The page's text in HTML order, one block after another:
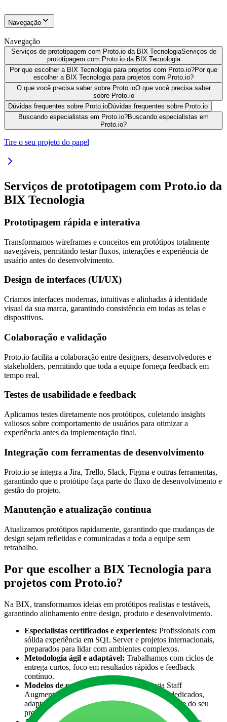
Navegação
Navegação
Serviços de prototipagem com Proto.io da BIX TecnologiaServiços de
prototipagem com Proto.io da BIX Tecnologia
Por que escolher a BIX Tecnologia para projetos com Proto.io?Por que
escolher a BIX Tecnologia para projetos com Proto.io?
O que você precisa saber sobre Proto.ioO que você precisa saber
sobre Proto.io
Dúvidas frequentes sobre Proto.ioDúvidas frequentes sobre Proto.io
Buscando especialistas em Proto.io?Buscando especialistas em
Proto.io?
Tire o seu projeto do papel
Serviços de prototipagem com Proto.io da
BIX Tecnologia
Prototipagem rápida e interativa
Transformamos wireframes e conceitos em protótipos totalmente
navegáveis, permitindo testar fluxos, interações e experiência de
usuário antes do desenvolvimento.
Design de interfaces (UI/UX)
Criamos interfaces modernas, intuitivas e alinhadas à identidade
visual da sua marca, garantindo consistência em todas as telas e
dispositivos.
Colaboração e validação
Proto.io facilita a colaboração entre designers, desenvolvedores e
stakeholders, permitindo que toda a equipe forneça feedback em
tempo real.
Testes de usabilidade e feedback
Aplicamos testes diretamente nos protótipos, coletando insights
valiosos sobre comportamento de usuários para otimizar a
experiência antes da implementação final.
Integração com ferramentas de desenvolvimento
Proto.io se integra a Jira, Trello, Slack, Figma e outras ferramentas,
garantindo que o protótipo faça parte do fluxo de desenvolvimento e
gestão do projeto.
Manutenção e atualização contínua
Atualizamos protótipos rapidamente, garantindo que mudanças de
design sejam refletidas e comunicadas a toda a equipe sem
retrabalho.
Por que escolher a BIX Tecnologia para
projetos com Proto.io?
Na BIX, transformamos ideias em protótipos realistas e testáveis,
garantindo alinhamento entre design, produto e desenvolvimento.
Especialistas certificados e experientes: Profissionais com
sólida experiência em SQL Server e projetos internacionais,
preparados para lidar com ambientes complexos.
Metodologia ágil e adaptável: Trabalhamos com ciclos de
entrega curtos, foco em resultados rápidos e feedback
contínuo.
Modelos de contratação flexíveis: Seja via Staff
Augmentation (reforço de equipe) ou Squads dedicados,
adaptamos os recursos ao tamanho e à necessidade do seu
projeto.